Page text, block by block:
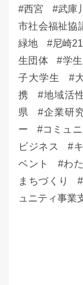
西宮
武庫
市社会福祉協
緑地
尼崎
生団体
学
子大学生
携
地域活
県
企業研
ー
コミュ
ビジネス
ベント
わ
まちづくり
ュニティ事業